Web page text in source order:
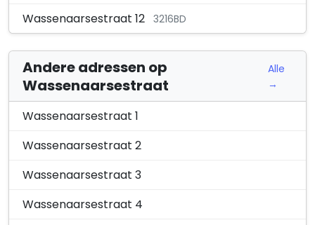
Wassenaarsestraat 12 3216BD
Andere adressen op
Wassenaarsestraat
Alle
→
Wassenaarsestraat 1
Wassenaarsestraat 2
Wassenaarsestraat 3
Wassenaarsestraat 4